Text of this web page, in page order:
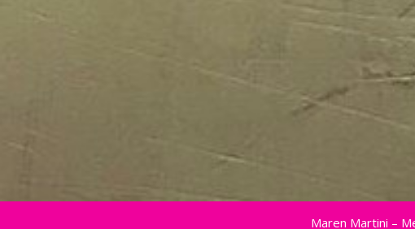
Maren Martini –